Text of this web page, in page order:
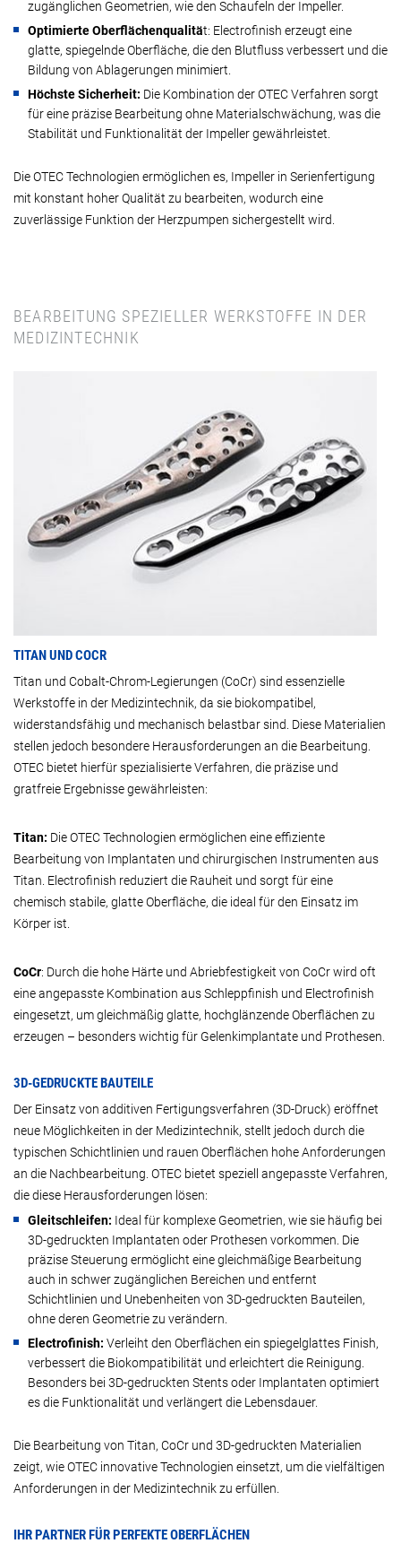
zugänglichen Geometrien, wie den Schaufeln der Impeller.
Optimierte Oberflächenqualität: Electrofinish erzeugt eine
glatte, spiegelnde Oberfläche, die den Blutfluss verbessert und die
Bildung von Ablagerungen minimiert.
Höchste Sicherheit: Die Kombination der OTEC Verfahren sorgt
für eine präzise Bearbeitung ohne Materialschwächung, was die
Stabilität und Funktionalität der Impeller gewährleistet.
Die OTEC Technologien ermöglichen es, Impeller in Serienfertigung
mit konstant hoher Qualität zu bearbeiten, wodurch eine
zuverlässige Funktion der Herzpumpen sichergestellt wird.
BEARBEITUNG SPEZIELLER WERKSTOFFE IN DER
MEDIZINTECHNIK
TITAN UND COCR
Titan und Cobalt-Chrom-Legierungen (CoCr) sind essenzielle
Werkstoffe in der Medizintechnik, da sie biokompatibel,
widerstandsfähig und mechanisch belastbar sind. Diese Materialien
stellen jedoch besondere Herausforderungen an die Bearbeitung.
OTEC bietet hierfür spezialisierte Verfahren, die präzise und
gratfreie Ergebnisse gewährleisten:
Titan: Die OTEC Technologien ermöglichen eine effiziente
Bearbeitung von Implantaten und chirurgischen Instrumenten aus
Titan. Electrofinish reduziert die Rauheit und sorgt für eine
chemisch stabile, glatte Oberfläche, die ideal für den Einsatz im
Körper ist.
CoCr: Durch die hohe Härte und Abriebfestigkeit von CoCr wird oft
eine angepasste Kombination aus Schleppfinish und Electrofinish
eingesetzt, um gleichmäßig glatte, hochglänzende Oberflächen zu
erzeugen – besonders wichtig für Gelenkimplantate und Prothesen.
3D-GEDRUCKTE BAUTEILE
Der Einsatz von additiven Fertigungsverfahren (3D-Druck) eröffnet
neue Möglichkeiten in der Medizintechnik, stellt jedoch durch die
typischen Schichtlinien und rauen Oberflächen hohe Anforderungen
an die Nachbearbeitung. OTEC bietet speziell angepasste Verfahren,
die diese Herausforderungen lösen:
Gleitschleifen: Ideal für komplexe Geometrien, wie sie häufig bei
3D-gedruckten Implantaten oder Prothesen vorkommen. Die
präzise Steuerung ermöglicht eine gleichmäßige Bearbeitung
auch in schwer zugänglichen Bereichen und entfernt
Schichtlinien und Unebenheiten von 3D-gedruckten Bauteilen,
ohne deren Geometrie zu verändern.
Electrofinish: Verleiht den Oberflächen ein spiegelglattes Finish,
verbessert die Biokompatibilität und erleichtert die Reinigung.
Besonders bei 3D-gedruckten Stents oder Implantaten optimiert
es die Funktionalität und verlängert die Lebensdauer.
Die Bearbeitung von Titan, CoCr und 3D-gedruckten Materialien
zeigt, wie OTEC innovative Technologien einsetzt, um die vielfältigen
Anforderungen in der Medizintechnik zu erfüllen.
IHR PARTNER FÜR PERFEKTE OBERFLÄCHEN